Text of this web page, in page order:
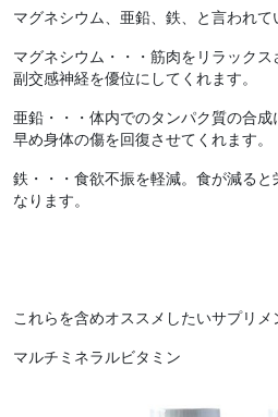
マグネシウム、亜鉛、鉄、と言われて
マグネシウム・・・筋肉をリラックス
副交感神経を優位にしてくれます。
亜鉛・・・体内でのタンパク質の合
早め身体の傷を回復させてくれます。
鉄・・・食欲不振を軽減。食が減ると
なります。
これらを含めオススメしたいサプリメ
マルチミネラルビタミン